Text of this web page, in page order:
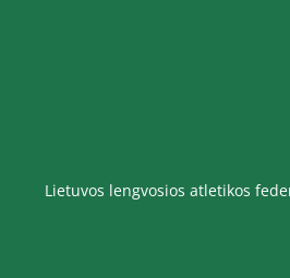
Lietuvos lengvosios atletikos